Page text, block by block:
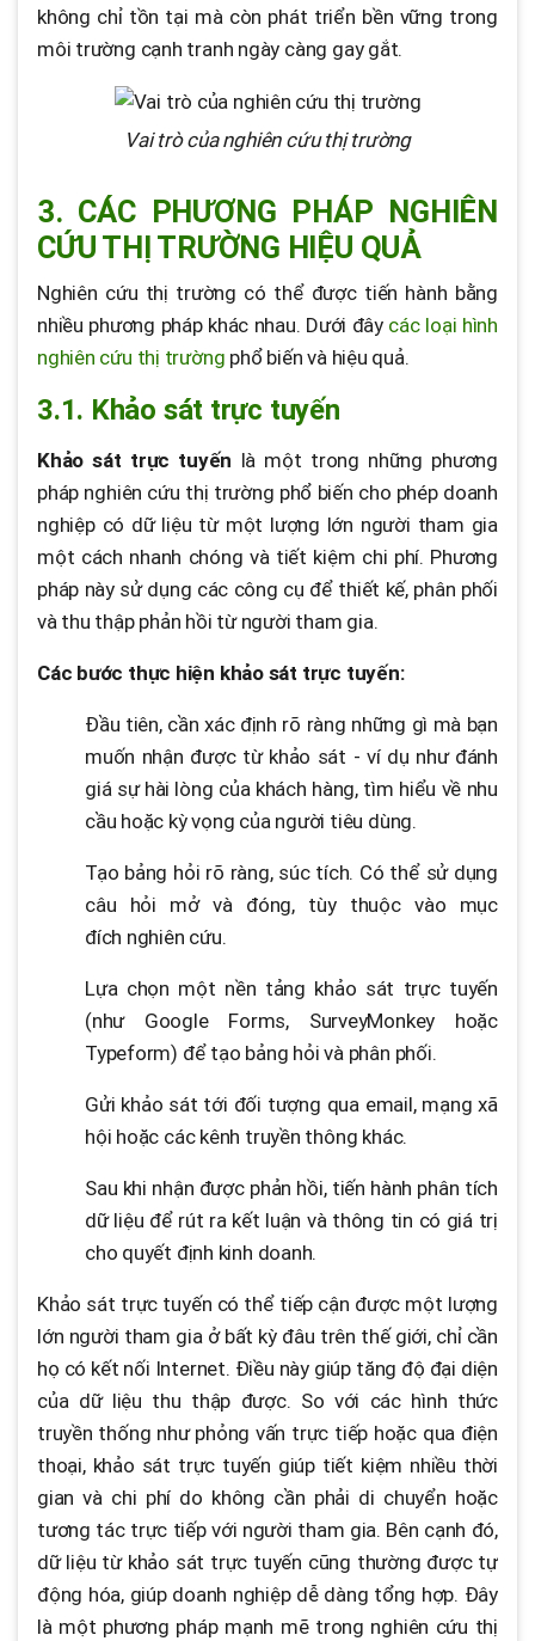
không chỉ tồn tại mà còn phát triển bền vững trong
môi trường cạnh tranh ngày càng gay gắt.
Vai trò của nghiên cứu thị trường
3. CÁC PHƯƠNG PHÁP NGHIÊN
CỨU THỊ TRƯỜNG HIỆU QUẢ
Nghiên cứu thị trường có thể được tiến hành bằng
nhiều phương pháp khác nhau. Dưới đây các loại hình
nghiên cứu thị trường phổ biến và hiệu quả.
3.1. Khảo sát trực tuyến
Khảo sát trực tuyến là một trong những phương
pháp nghiên cứu thị trường phổ biến cho phép doanh
nghiệp có dữ liệu từ một lượng lớn người tham gia
một cách nhanh chóng và tiết kiệm chi phí. Phương
pháp này sử dụng các công cụ để thiết kế, phân phối
và thu thập phản hồi từ người tham gia.
Các bước thực hiện khảo sát trực tuyến:
Đầu tiên, cần xác định rõ ràng những gì mà bạn
muốn nhận được từ khảo sát - ví dụ như đánh
giá sự hài lòng của khách hàng, tìm hiểu về nhu
cầu hoặc kỳ vọng của người tiêu dùng.
Tạo bảng hỏi rõ ràng, súc tích. Có thể sử dụng
câu hỏi mở và đóng, tùy thuộc vào mục
đích nghiên cứu.
Lựa chọn một nền tảng khảo sát trực tuyến
(như Google Forms, SurveyMonkey hoặc
Typeform) để tạo bảng hỏi và phân phối.
Gửi khảo sát tới đối tượng qua email, mạng xã
hội hoặc các kênh truyền thông khác.
Sau khi nhận được phản hồi, tiến hành phân tích
dữ liệu để rút ra kết luận và thông tin có giá trị
cho quyết định kinh doanh.
Khảo sát trực tuyến có thể tiếp cận được một lượng
lớn người tham gia ở bất kỳ đâu trên thế giới, chỉ cần
họ có kết nối Internet. Điều này giúp tăng độ đại diện
của dữ liệu thu thập được. So với các hình thức
truyền thống như phỏng vấn trực tiếp hoặc qua điện
thoại, khảo sát trực tuyến giúp tiết kiệm nhiều thời
gian và chi phí do không cần phải di chuyển hoặc
tương tác trực tiếp với người tham gia. Bên cạnh đó,
dữ liệu từ khảo sát trực tuyến cũng thường được tự
động hóa, giúp doanh nghiệp dễ dàng tổng hợp. Đây
là một phương pháp mạnh mẽ trong nghiên cứu thị